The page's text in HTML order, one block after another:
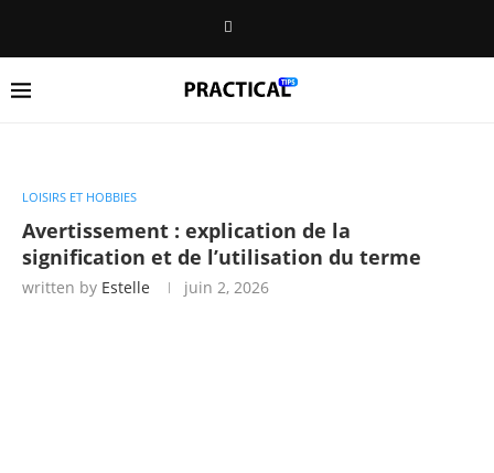
LOISIRS ET HOBBIES
Avertissement : explication de la
signification et de l’utilisation du terme
written by Estelle juin 2, 2026